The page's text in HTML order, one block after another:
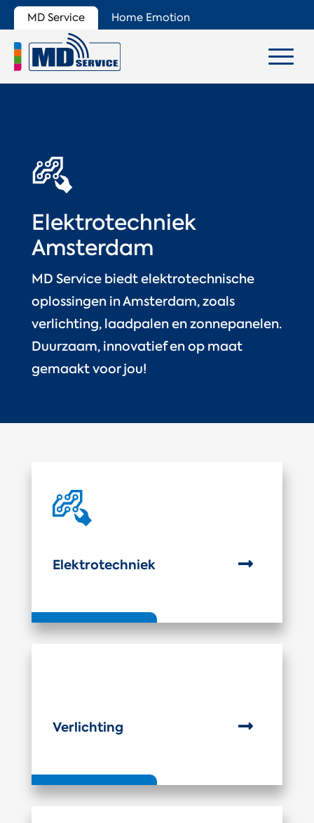
MD Service Home Emotion
Elektrotechniek
Amsterdam
MD Service biedt elektrotechnische
oplossingen in Amsterdam, zoals
verlichting, laadpalen en zonnepanelen.
Duurzaam, innovatief en op maat
gemaakt voor jou!

Elektrotechniek

Verlichting